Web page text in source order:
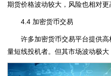
期货价格波动较大，风险也相对更
4.4 加密货币交易
许多加密货币交易平台提供
量短线投机者。但其市场波动极大